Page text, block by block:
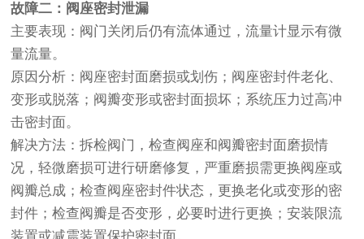
故障二：阀座密封泄漏
主要表现：阀门关闭后仍有流体通过，流量计显示有微
量流量。
原因分析：阀座密封面磨损或划伤；阀座密封件老化、
变形或脱落；阀瓣变形或密封面损坏；系统压力过高冲
击密封面。
解决方法：拆检阀门，检查阀座和阀瓣密封面磨损情
况，轻微磨损可进行研磨修复，严重磨损需更换阀座或
阀瓣总成；检查阀座密封件状态，更换老化或变形的密
封件；检查阀瓣是否变形，必要时进行更换；安装限流